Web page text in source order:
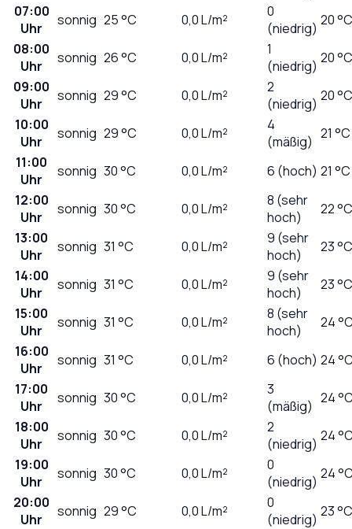
07:00
Uhr
sonnig 25°C 0,0L/m²
0
(niedrig) 20 °C
08:00
Uhr
sonnig 26°C 0,0L/m²
1
(niedrig) 20 °C
09:00
Uhr
sonnig 29°C 0,0L/m²
2
(niedrig) 20 °C
10:00
Uhr
sonnig 29°C 0,0L/m²
4
(mäßig) 21 °C
11:00
Uhr
sonnig 30°C 0,0L/m² 6 (hoch) 21 °C
12:00
Uhr
sonnig 30°C 0,0L/m²
8 (sehr
hoch)
22 °C
13:00
Uhr
sonnig 31 °C 0,0L/m²
9 (sehr
hoch)
23 °C
14:00
Uhr
sonnig 31 °C 0,0L/m²
9 (sehr
hoch)
23 °C
15:00
Uhr
sonnig 31 °C 0,0L/m²
8 (sehr
hoch)
24
16:00
Uhr
sonnig 31 °C 0,0L/m² 6 (hoch) 24
17:00
Uhr
sonnig 30°C 0,0L/m²
3
(mäßig) 24
18:00
Uhr
sonnig 30°C 0,0L/m²
2
(niedrig) 24
19:00
Uhr
sonnig 30°C 0,0L/m²
0
(niedrig) 24
20:00
Uhr
sonnig 29°C 0,0L/m²
0
(niedrig) 23 °C